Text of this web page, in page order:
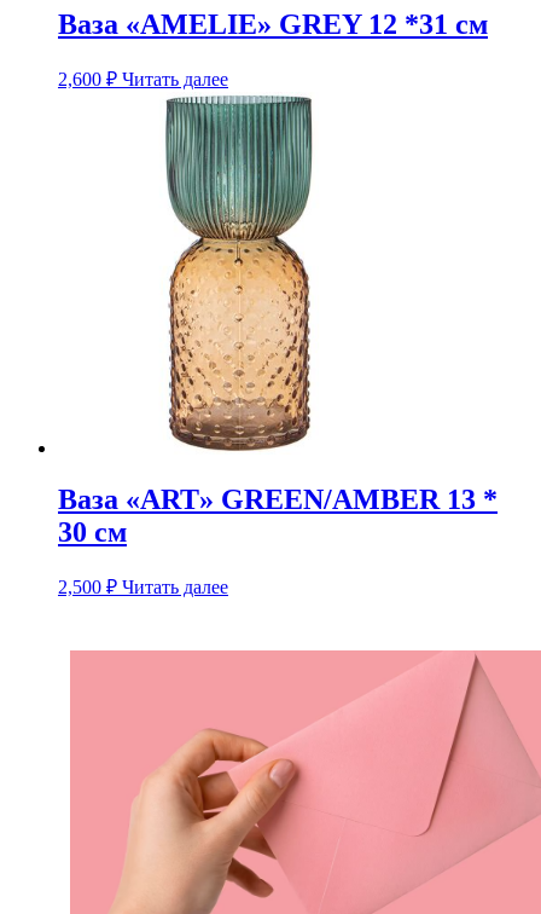
Ваза «AMELIE» GREY 12 *31 см
2,600 ₽ Читать далее
Ваза «ART» GREEN/AMBER 13 *
30 см
2,500 ₽ Читать далее